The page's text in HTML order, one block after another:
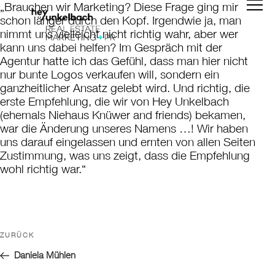
Zum
Inhalt
springen
„Brauchen wir Marketing? Diese Frage ging mir
schon länger durch den Kopf. Irgendwie ja, man
nimmt uns vielleicht nicht richtig wahr, aber wer
kann uns dabei helfen? Im Gespräch mit der
Agentur hatte ich das Gefühl, dass man hier nicht
nur bunte Logos verkaufen will, sondern ein
ganzheitlicher Ansatz gelebt wird. Und richtig, die
erste Empfehlung, die wir von Hey Unkelbach
(ehemals Niehaus Knüwer and friends) bekamen,
war die Änderung unseres Namens …! Wir haben
uns darauf eingelassen und ernten von allen Seiten
Zustimmung, was uns zeigt, dass die Empfehlung
wohl richtig war.“
Beitragsnavigation
Vorheriger
Beitrag
ZURÜCK
Daniela Mühlen